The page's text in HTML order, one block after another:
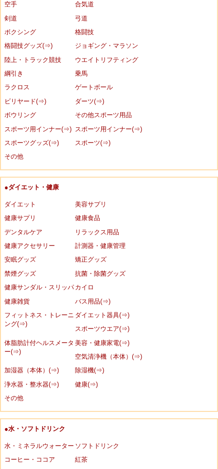
空手
合気道
剣道
弓道
ボクシング
格闘技
格闘技グッズ(⇒)
ジョギング・マラソン
陸上・トラック競技
ウエイトリフティング
綱引き
乗馬
ラクロス
ゲートボール
ビリヤード(⇒)
ダーツ(⇒)
ボウリング
その他スポーツ用品
スポーツ用インナー(⇒)
スポーツ用インナー(⇒)
スポーツグッズ(⇒)
スポーツ(⇒)
その他
●ダイエット・健康
ダイエット
美容サプリ
健康サプリ
健康食品
デンタルケア
リラックス用品
健康アクセサリー
計測器・健康管理
安眠グッズ
矯正グッズ
禁煙グッズ
抗菌・除菌グッズ
健康サンダル・スリッパ カイロ
健康雑貨
バス用品(⇒)
フィットネス・トレーニ
ング(⇒)
ダイエット器具(⇒)
スポーツウエア(⇒)
体脂肪計付ヘルスメータ
ー(⇒)
美容・健康家電(⇒)
空気清浄機（本体）(⇒)
加湿器（本体）(⇒)
除湿機(⇒)
浄水器・整水器(⇒)
健康(⇒)
その他
●水・ソフトドリンク
水・ミネラルウォーター ソフトドリンク
コーヒー・ココア
紅茶